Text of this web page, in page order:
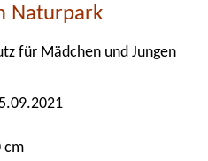
Naturpark
für Mädchen und Jungen
cm